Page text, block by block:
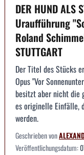
DER HUND ALS
Uraufführung
Roland
STUTTGART
Der Titel des Stücks
Opus "Vor
besitzt aber nicht die
es originelle Einfälle,
werden.
Geschrieben von
Veröffentlichungsdatum: